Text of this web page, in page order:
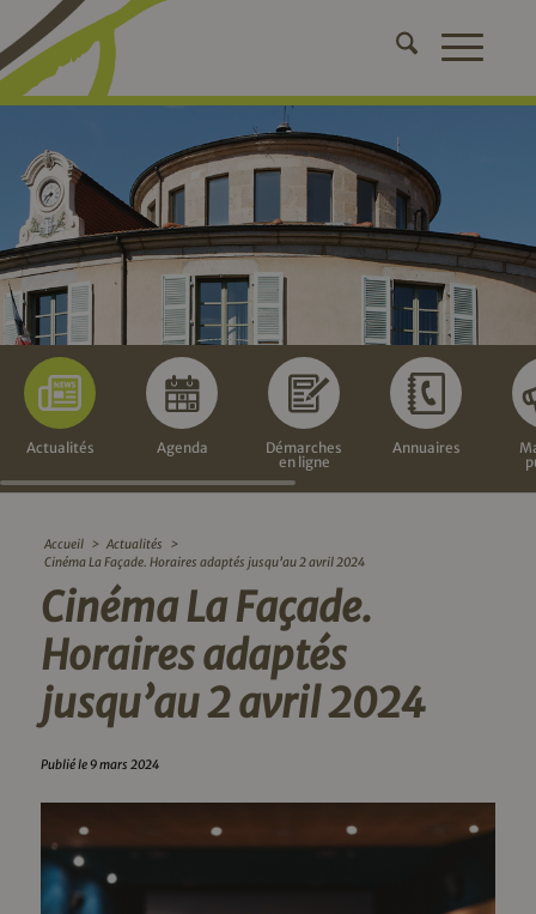
Actualités Agenda
Démarches
en ligne
Annuaires
Accueil > Actualités
>
Cinéma La Façade. Horaires adaptés jusqu’au 2 avril 2024
Cinéma La Façade.
Horaires adaptés
jusqu’au 2 avril 2024
Publié le 9 mars 2024